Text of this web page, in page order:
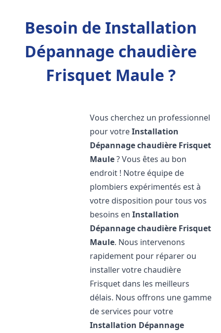
Besoin de Installation
Dépannage chaudière
Frisquet Maule ?
Vous cherchez un professionnel
pour votreInstallation
Dépannage chaudière Frisquet
Maule? Vous êtes au bon
endroit ! Notre équipe de
plombiers expérimentés est à
votre disposition pour tous vos
besoins enInstallation
Dépannage chaudière Frisquet
Maule. Nous intervenons
rapidement pour réparer ou
installer votre chaudière
Frisquet dans les meilleurs
délais. Nous offrons une gamme
de services pour votre
Installation Dépannage